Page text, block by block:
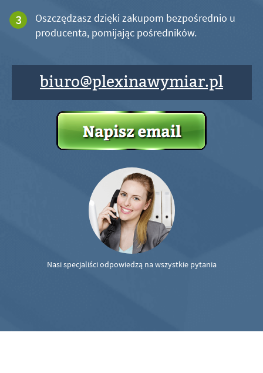
Oszczędzasz dzięki zakupom bezpośrednio u
producenta, pomijając pośredników.
biuro@plexinawymiar.pl
Nasi specjaliści odpowiedzą na wszystkie pytania